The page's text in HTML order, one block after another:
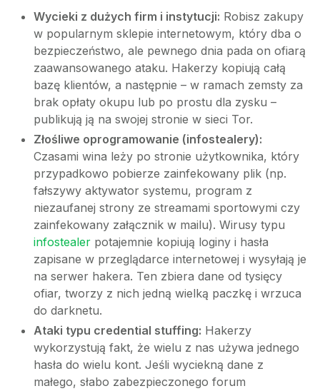
Wycieki z dużych firm i instytucji: Robisz zakupy
w popularnym sklepie internetowym, który dba o
bezpieczeństwo, ale pewnego dnia pada on ofiarą
zaawansowanego ataku. Hakerzy kopiują całą
bazę klientów, a następnie – w ramach zemsty za
brak opłaty okupu lub po prostu dla zysku –
publikują ją na swojej stronie w sieci Tor.
Złośliwe oprogramowanie (infostealery):
Czasami wina leży po stronie użytkownika, który
przypadkowo pobierze zainfekowany plik (np.
fałszywy aktywator systemu, program z
niezaufanej strony ze streamami sportowymi czy
zainfekowany załącznik w mailu). Wirusy typu
infostealer potajemnie kopiują loginy i hasła
zapisane w przeglądarce internetowej i wysyłają je
na serwer hakera. Ten zbiera dane od tysięcy
ofiar, tworzy z nich jedną wielką paczkę i wrzuca
do darknetu.
Ataki typu credential stuffing: Hakerzy
wykorzystują fakt, że wielu z nas używa jednego
hasła do wielu kont. Jeśli wyciekną dane z
małego, słabo zabezpieczonego forum